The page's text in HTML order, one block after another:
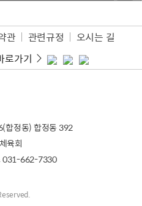
관 관련규정
오시는 길
로가기
합정동) 합정동 392
육회
031-662-7330